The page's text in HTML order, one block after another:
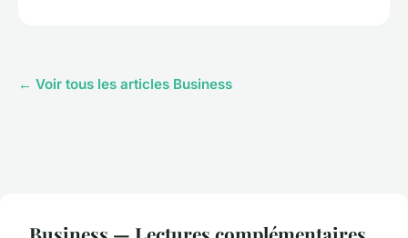
← Voir tous les articles Business